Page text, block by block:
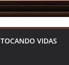
TOCANDO VIDAS